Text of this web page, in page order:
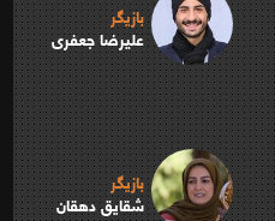
بازیگر
علیرضا جعفری
بازیگر
شقایق دهقان